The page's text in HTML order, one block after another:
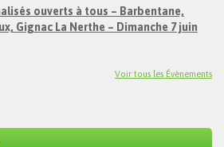
ouverts à tous – Barbentane,
Gignac La Nerthe – Dimanche 7 juin
Voir tous les Évènements